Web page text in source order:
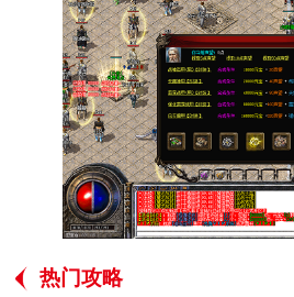
热门攻略